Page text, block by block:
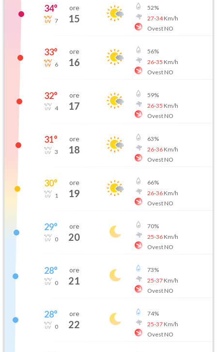
34°
7
ore
15
52%
27-34Km/h
Ovest NO
33°
6
ore
16
56%
26-35 Km/h
Ovest NO
32°
4
ore
17
59%
26-35 Km/h
Ovest NO
31°
3
ore
18
63%
26-36Km/h
Ovest NO
30°
1
ore
19
66%
26-36Km/h
Ovest NO
29°
0
ore
20
70%
25-36Km/h
Ovest NO
28°
0
ore
21
73%
25-37Km/h
Ovest NO
28°
0
ore
22
74%
25-37Km/h
Ovest NO